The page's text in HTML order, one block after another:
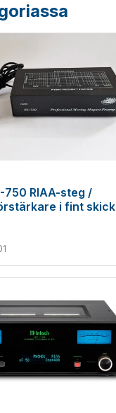
750 RIAA-steg /
i fint skick